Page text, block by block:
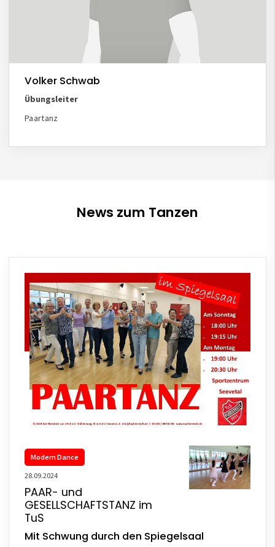
Volker Schwab
Übungsleiter
Paartanz
News zum Tanzen
Modern Dance
28.09.2024
PAAR- und
GESELLSCHAFTSTANZ im
TuS
Mit Schwung durch den Spiegelsaal